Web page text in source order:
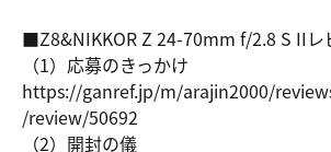
■Z8&NIKKOR Z 24-70mm f/2.8 S IIレ
（1）応募のきっかけ
https://ganref.jp/m/arajin2000/
/review/50692
（2）開封の儀